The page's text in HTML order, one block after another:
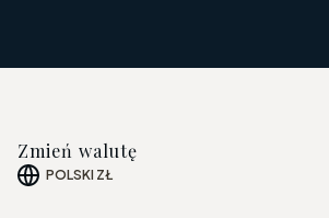
Zmień walutę
POLSKI ZŁ